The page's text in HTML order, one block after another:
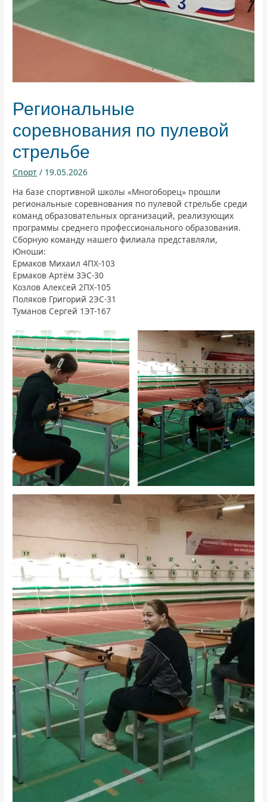
Региональные
соревнования по пулевой
стрельбе
Спорт / 19.05.2026
На базе спортивной школы «Многоборец» прошли
региональные соревнования по пулевой стрельбе среди
команд образовательных организаций, реализующих
программы среднего профессионального образования.
Сборную команду нашего филиала представляли,
Юноши:
Ермаков Михаил 4ПХ-103
Ермаков Артём 3ЭС-30
Козлов Алексей 2ПХ-105
Поляков Григорий 2ЭС-31
Туманов Сергей 1ЭТ-167